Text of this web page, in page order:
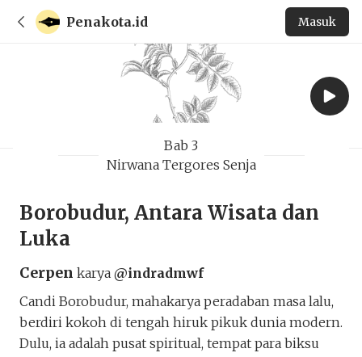
Penakota.id Masuk
Bab 3
Nirwana Tergores Senja
Borobudur, Antara Wisata dan
Luka
Cerpen karya @indradmwf
Candi Borobudur, mahakarya peradaban masa lalu,
berdiri kokoh di tengah hiruk pikuk dunia modern.
Dulu, ia adalah pusat spiritual, tempat para biksu